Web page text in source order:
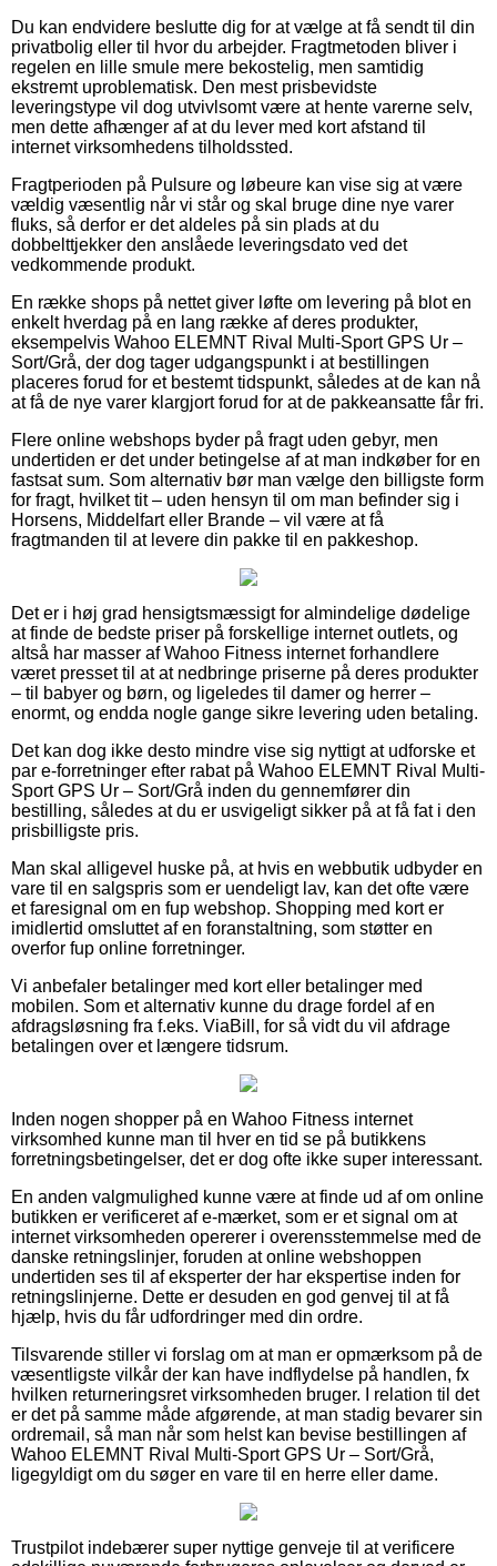
Du kan endvidere beslutte dig for at vælge at få sendt til din
privatbolig eller til hvor du arbejder. Fragtmetoden bliver i
regelen en lille smule mere bekostelig, men samtidig
ekstremt uproblematisk. Den mest prisbevidste
leveringstype vil dog utvivlsomt være at hente varerne selv,
men dette afhænger af at du lever med kort afstand til
internet virksomhedens tilholdssted.
Fragtperioden på Pulsure og løbeure kan vise sig at være
vældig væsentlig når vi står og skal bruge dine nye varer
fluks, så derfor er det aldeles på sin plads at du
dobbelttjekker den anslåede leveringsdato ved det
vedkommende produkt.
En række shops på nettet giver løfte om levering på blot en
enkelt hverdag på en lang række af deres produkter,
eksempelvis Wahoo ELEMNT Rival Multi-Sport GPS Ur –
Sort/Grå, der dog tager udgangspunkt i at bestillingen
placeres forud for et bestemt tidspunkt, således at de kan nå
at få de nye varer klargjort forud for at de pakkeansatte får fri.
Flere online webshops byder på fragt uden gebyr, men
undertiden er det under betingelse af at man indkøber for en
fastsat sum. Som alternativ bør man vælge den billigste form
for fragt, hvilket tit – uden hensyn til om man befinder sig i
Horsens, Middelfart eller Brande – vil være at få
fragtmanden til at levere din pakke til en pakkeshop.
Det er i høj grad hensigtsmæssigt for almindelige dødelige
at finde de bedste priser på forskellige internet outlets, og
altså har masser af Wahoo Fitness internet forhandlere
været presset til at at nedbringe priserne på deres produkter
– til babyer og børn, og ligeledes til damer og herrer –
enormt, og endda nogle gange sikre levering uden betaling.
Det kan dog ikke desto mindre vise sig nyttigt at udforske et
par e-forretninger efter rabat på Wahoo ELEMNT Rival Multi-
Sport GPS Ur – Sort/Grå inden du gennemfører din
bestilling, således at du er usvigeligt sikker på at få fat i den
prisbilligste pris.
Man skal alligevel huske på, at hvis en webbutik udbyder en
vare til en salgspris som er uendeligt lav, kan det ofte være
et faresignal om en fup webshop. Shopping med kort er
imidlertid omsluttet af en foranstaltning, som støtter en
overfor fup online forretninger.
Vi anbefaler betalinger med kort eller betalinger med
mobilen. Som et alternativ kunne du drage fordel af en
afdragsløsning fra f.eks. ViaBill, for så vidt du vil afdrage
betalingen over et længere tidsrum.
Inden nogen shopper på en Wahoo Fitness internet
virksomhed kunne man til hver en tid se på butikkens
forretningsbetingelser, det er dog ofte ikke super interessant.
En anden valgmulighed kunne være at finde ud af om online
butikken er verificeret af e-mærket, som er et signal om at
internet virksomheden opererer i overensstemmelse med de
danske retningslinjer, foruden at online webshoppen
undertiden ses til af eksperter der har ekspertise inden for
retningslinjerne. Dette er desuden en god genvej til at få
hjælp, hvis du får udfordringer med din ordre.
Tilsvarende stiller vi forslag om at man er opmærksom på de
væsentligste vilkår der kan have indflydelse på handlen, fx
hvilken returneringsret virksomheden bruger. I relation til det
er det på samme måde afgørende, at man stadig bevarer sin
ordremail, så man når som helst kan bevise bestillingen af
Wahoo ELEMNT Rival Multi-Sport GPS Ur – Sort/Grå,
ligegyldigt om du søger en vare til en herre eller dame.
Trustpilot indebærer super nyttige genveje til at verificere